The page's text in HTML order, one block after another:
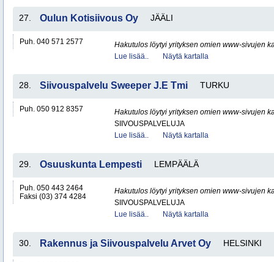
27. Oulun Kotisiivous Oy JÄÄLI
Puh. 040 571 2577
Hakutulos löytyi yrityksen omien www-sivujen
Lue lisää..
Näytä kartalla
28. Siivouspalvelu Sweeper J.E Tmi TURKU
Puh. 050 912 8357
Hakutulos löytyi yrityksen omien www-sivujen
SIIVOUSPALVELUJA
Lue lisää..
Näytä kartalla
29. Osuuskunta Lempesti LEMPÄÄLÄ
Puh. 050 443 2464
Faksi (03) 374 4284
Hakutulos löytyi yrityksen omien www-sivujen
SIIVOUSPALVELUJA
Lue lisää..
Näytä kartalla
30. Rakennus ja Siivouspalvelu Arvet Oy HELSINKI